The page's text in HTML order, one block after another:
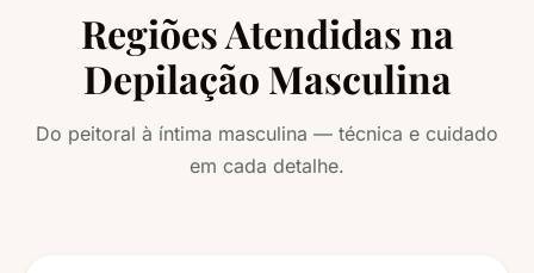
Regiões Atendidas na
Depilação Masculina
Do peitoral à íntima masculina — técnica e cuidado
em cada detalhe.